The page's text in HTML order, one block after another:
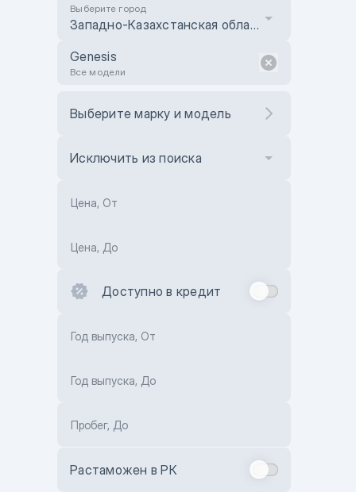
Выберите город
Западно-Казахстанская область
Genesis
Все модели
Выберите марку и модель
Исключить из поиска
Цена, От
Цена, До
Доступно в кредит
Год выпуска, От
Год выпуска, До
Пробег, До
Растаможен в РК